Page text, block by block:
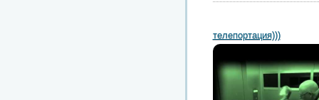
телепортация)))